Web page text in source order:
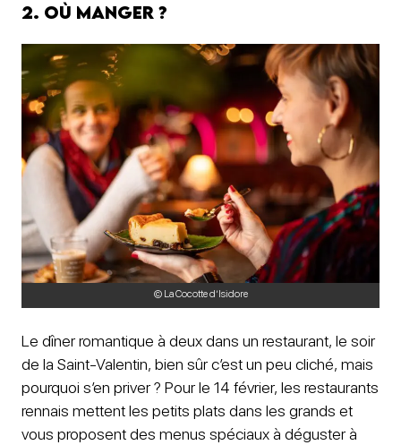
2. Où manger ?
© La Cocotte d’Isidore
Le dîner romantique à deux dans un restaurant, le soir
de la Saint-Valentin, bien sûr c’est un peu cliché, mais
pourquoi s’en priver ? Pour le 14 février, les restaurants
rennais mettent les petits plats dans les grands et
vous proposent des menus spéciaux à déguster à